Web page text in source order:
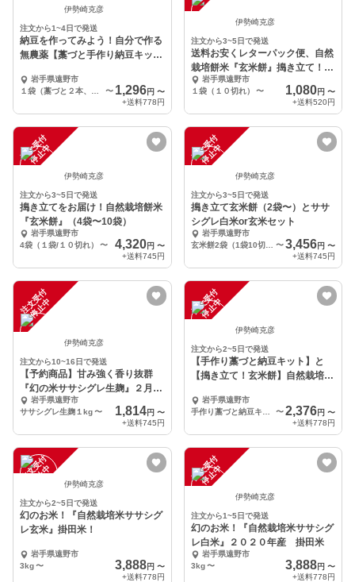
伊勢崎克彦
注文から1~4日で発送
納豆を作ってみよう！自分で作る
無農薬【藁づと手作り納豆キッ
岩手県遠野市
〜 1,296円 〜
+送料778円
伊勢崎克彦
注文から3~5日で発送
送料お安くレターパック便、自然
栽培餅米『玄米餅』搗き立て！
（1袋〜３袋）
岩手県遠野市
１袋（１０切れ）
〜 1,080円 〜
+送料520円
注
文
受
付
停
止
中
伊勢崎克彦
注文から3~5日で発送
搗き立てをお届け！自然栽培餅米
『玄米餅』（4袋〜10袋）
岩手県遠野市
4袋（１袋/１０切れ）
〜 4,320円 〜
+送料745円
注
文
受
付
停
止
中
伊勢崎克彦
注文から3~5日で発送
搗き立て玄米餅（2袋〜）とササ
シグレ白米or玄米セット
岩手県遠野市
〜3,456円 〜
+送料745円
注
文
受
付
停
止
中
伊勢崎克彦
注文から10~16日で発送
【予約商品】甘み強く香り抜群
『幻の米ササシグレ生麹』２月下
旬出来上り（１kg〜）
岩手県遠野市
ササシグレ生麹１kg〜 1,814円 〜
+送料745円
注
文
受
付
停
止
中
伊勢崎克彦
注文から2~5日で発送
【手作り藁づと納豆キット】と
【搗き立て！玄米餅】自然栽培餅
岩手県遠野市
〜2,376円 〜
+送料778円
注
文
受
付
停
止
中 伊勢崎克彦
注文から2~5日で発送
幻のお米！『自然栽培米ササシグ
レ玄米』掛田米！
岩手県遠野市
3kg〜 3,888円 〜
+送料778円
注
文
受
付
停
止
中
伊勢崎克彦
注文から1~5日で発送
幻のお米！『自然栽培米ササシグ
レ白米』２０２０年産 掛田米
岩手県遠野市
3kg 〜 3,888円 〜
+送料778円